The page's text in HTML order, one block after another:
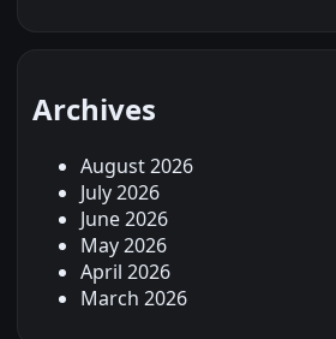
Archives
August 2026
July 2026
June 2026
May 2026
April 2026
March 2026